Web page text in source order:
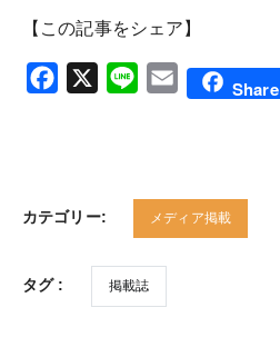
【この記事をシェア】
Facebook
X Line Email Share
カテゴリー: メディア掲載
タグ : 掲載誌